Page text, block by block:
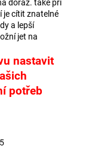
doraz. také při
je cítit znatelné
a lepší
jet na
nastavit
potřeb